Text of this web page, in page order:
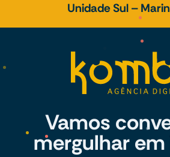
Unidade Sul –
Vamos
mergulhar em